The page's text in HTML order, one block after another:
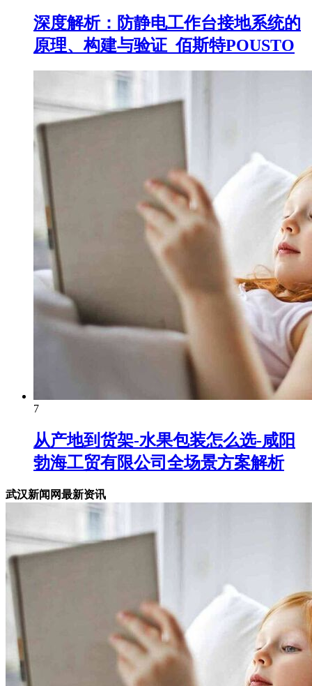
深度解析：防静电工作台接地系统的
原理、构建与验证_佰斯特POUSTO
7
从产地到货架-水果包装怎么选-咸阳
勃海工贸有限公司全场景方案解析
武汉新闻网最新资讯